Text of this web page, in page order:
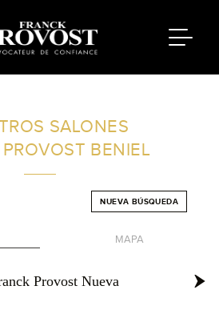
SALONES
BENIEL
NUEVA BÚSQUEDA
MAPA
+
Provost Nueva